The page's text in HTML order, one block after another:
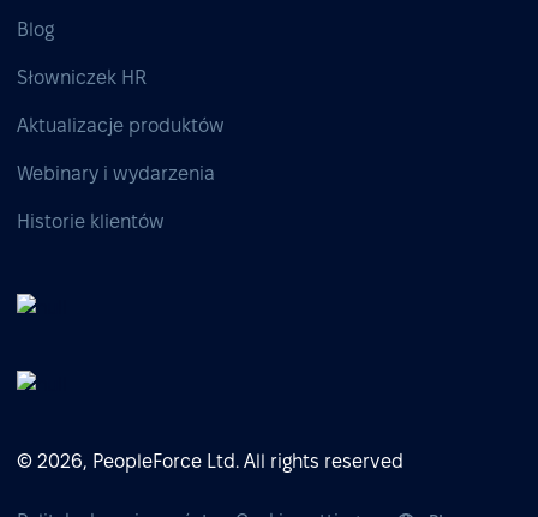
Blog
Słowniczek HR
Aktualizacje produktów
Webinary i wydarzenia
Historie klientów
© 2026, PeopleForce Ltd. All rights reserved